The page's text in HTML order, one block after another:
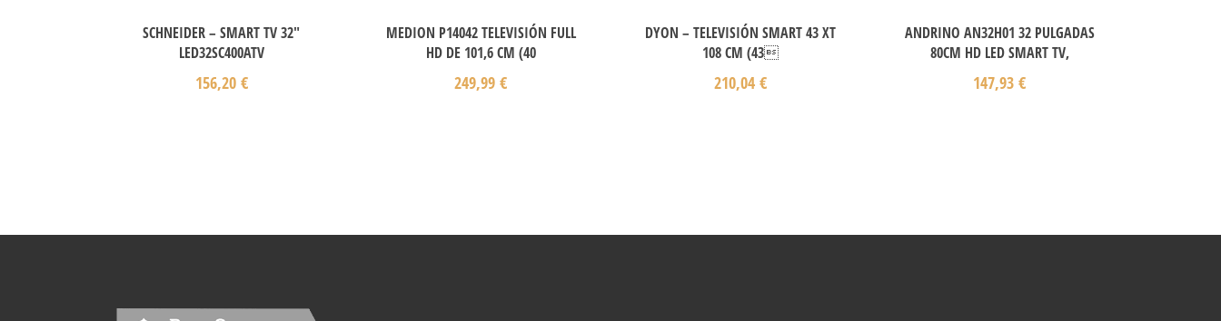
SCHNEIDER – SMART TV 32″
LED32SC400ATV
156,20 €
MEDION P14042 TELEVISIÓN FULL
HD DE 101,6 CM (40
249,99€
DYON – TELEVISIÓN SMART 43 XT
108 CM (43
210,04 €
ANDRINO AN32H01 32 PULGADAS
80CM HD LED SMART TV,
147,93€